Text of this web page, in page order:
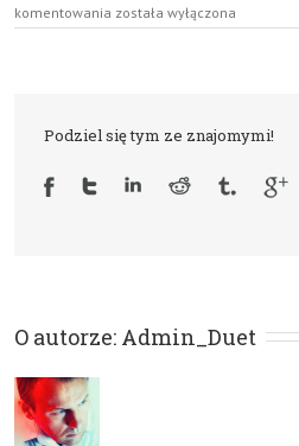
komentowania Nowa
została wyłączona
Podziel się tym ze znajomymi!
O autorze: Admin_Duet